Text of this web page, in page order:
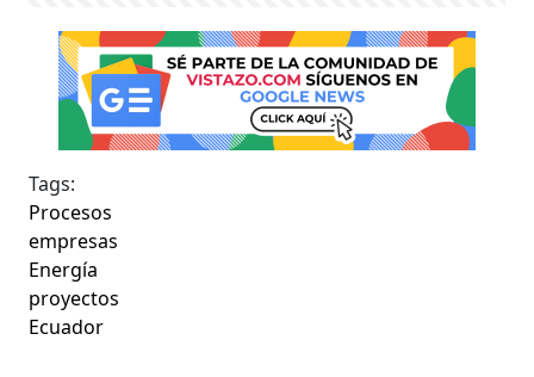
Tags:
Procesos
empresas
Energía
proyectos
Ecuador